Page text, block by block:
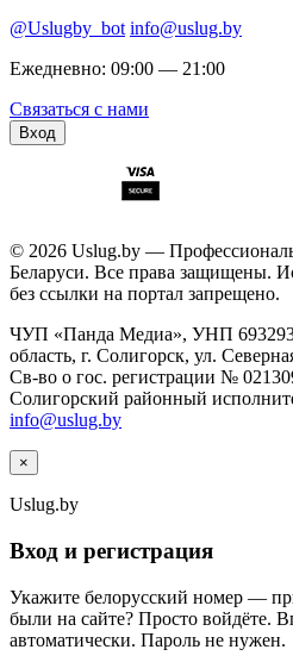
@Uslugby_bot info@uslug.by
Ежедневно: 09:00 — 21:00
Связаться с нами
Вход
© 2026 Uslug.by —
Беларуси. Все права защищены.
без ссылки на портал запрещено.
ЧУП «Панда Медиа», УНП
область, г. Солигорск, ул.
Св-во о гос. регистрации №
Солигорский районный
info@uslug.by
×
Uslug.by
Вход и регистрация
Укажите белорусский номер —
были на сайте? Просто войдёте.
автоматически. Пароль не нужен.